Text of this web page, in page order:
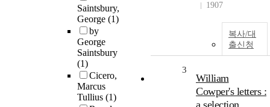
Saintsbury,
George (1)
by
George
Saintsbury
(1)
Cicero,
Marcus
Tullius (1)
1907
복사/대
출신청
3
William
Cowper's letters :